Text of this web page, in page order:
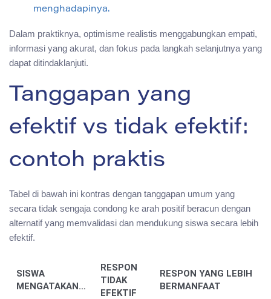
menghadapinya.
Dalam praktiknya, optimisme realistis menggabungkan empati,
informasi yang akurat, dan fokus pada langkah selanjutnya yang
dapat ditindaklanjuti.
Tanggapan yang
efektif vs tidak efektif:
contoh praktis
Tabel di bawah ini kontras dengan tanggapan umum yang
secara tidak sengaja condong ke arah positif beracun dengan
alternatif yang memvalidasi dan mendukung siswa secara lebih
efektif.
SISWA
MENGATAKAN…
RESPON
TIDAK
EFEKTIF
RESPON YANG LEBIH
BERMANFAAT